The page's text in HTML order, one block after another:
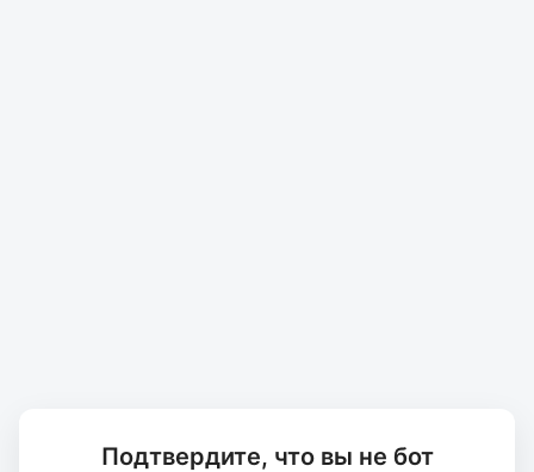
Подтвердите, что вы не бот